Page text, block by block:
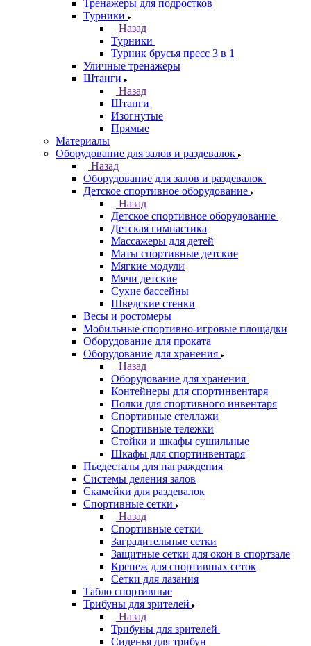
Тренажеры для подростков
Турники
Назад
Турники
Турник брусья пресс 3 в 1
Уличные тренажеры
Штанги
Назад
Штанги
Изогнутые
Прямые
Материалы
Оборудование для залов и раздевалок
Назад
Оборудование для залов и раздевалок
Детское спортивное оборудование
Назад
Детское спортивное оборудование
Детская гимнастика
Массажеры для детей
Маты спортивные детские
Мягкие модули
Мячи детские
Сухие бассейны
Шведские стенки
Весы и ростомеры
Мобильные спортивно-игровые площадки
Оборудование для проката
Оборудование для хранения
Назад
Оборудование для хранения
Контейнеры для спортинвентаря
Полки для спортивного инвентаря
Спортивные стеллажи
Спортивные тележки
Стойки и шкафы сушильные
Шкафы для спортинвентаря
Пьедесталы для награждения
Системы деления залов
Скамейки для раздевалок
Спортивные сетки
Назад
Спортивные сетки
Заградительные сетки
Защитные сетки для окон в спортзале
Крепеж для спортивных сеток
Сетки для лазания
Табло спортивные
Трибуны для зрителей
Назад
Трибуны для зрителей
Сиденья для трибун